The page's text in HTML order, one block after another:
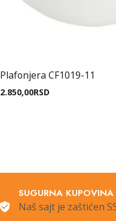
Plafonjera CF1019-11
2.850,00RSD
SUGURNA KUPOVINA
Naš sajt je zaštićen